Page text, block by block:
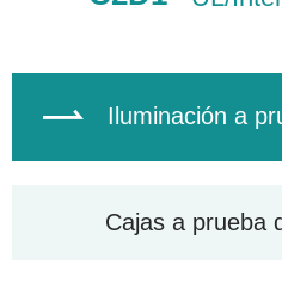
 Iluminación a
Cajas a prueba